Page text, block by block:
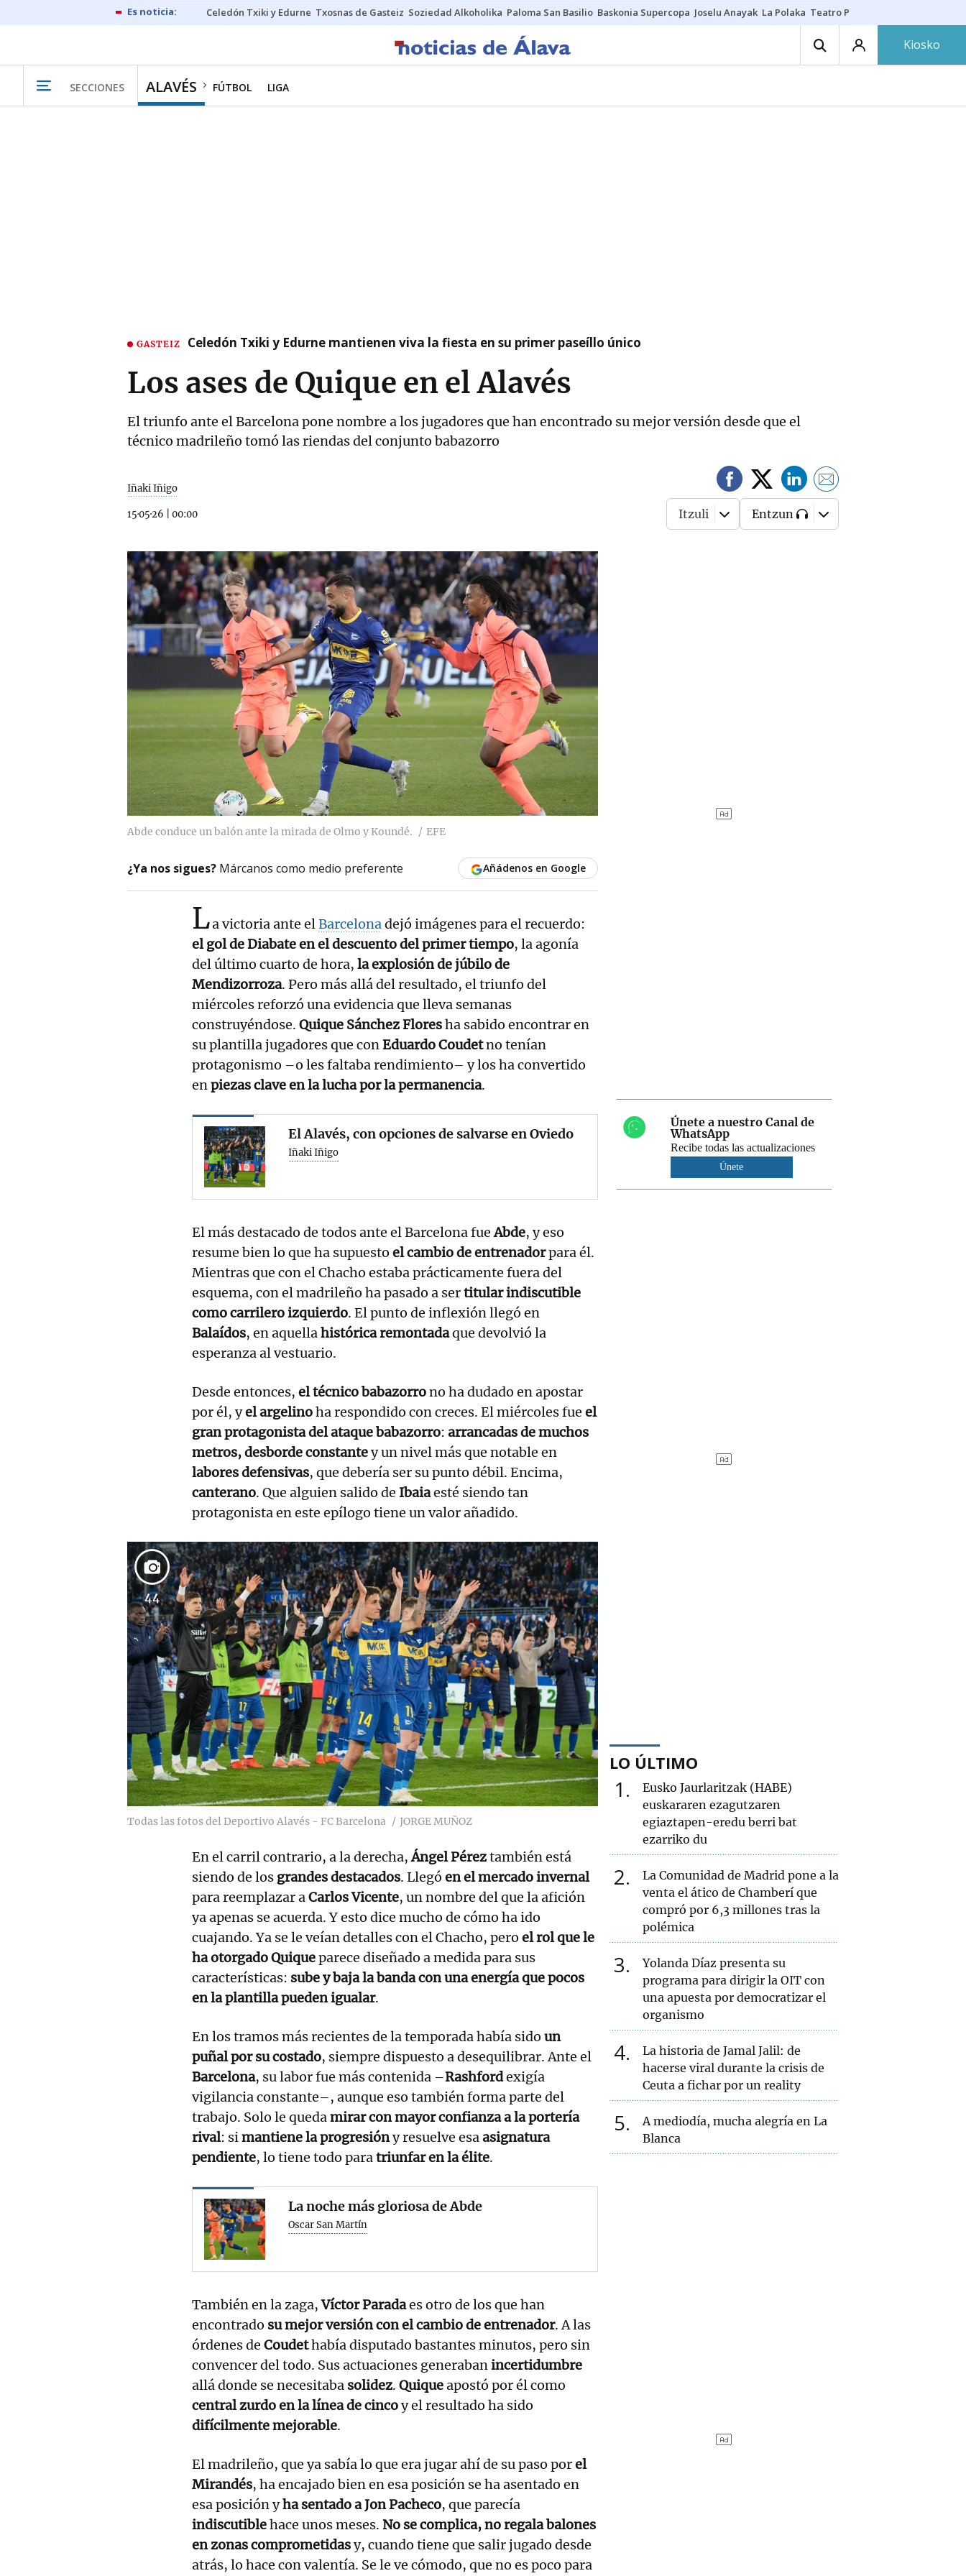
Celedón Txiki y Edurne Txosnas de Gasteiz Soziedad Alkoholika Paloma San Basilio Baskonia Supercopa Joselu Anayak La Polaka Teatro Principal
Kiosko
SECCIONES ALAVÉS FÚTBOL LIGA
GASTEIZ Celedón Txiki y Edurne mantienen viva la fiesta en su primer paseíllo único
Los ases de Quique en el Alavés
El triunfo ante el Barcelona pone nombre a los jugadores que han encontrado su mejor versión desde que el
técnico madrileño tomó las riendas del conjunto babazorro
Iñaki Iñigo
15·05·26 00:00 Itzuli Entzun
Abde conduce un balón ante la mirada de Olmo y Koundé. EFE
¿Ya nos sigues? Márcanos como medio preferente Añádenos en Google
La victoria ante elBarcelonadejó imágenes para el recuerdo:
el gol de Diabate en el descuento del primer tiempo, la agonía
del último cuarto de hora, la explosión de júbilo de
Mendizorroza. Pero más allá del resultado, el triunfo del
miércoles reforzó una evidencia que lleva semanas
construyéndose. Quique Sánchez Floresha sabido encontrar en
su plantilla jugadores que conEduardo Coudetno tenían
protagonismo –o les faltaba rendimiento– y los ha convertido
enpiezas clave en la lucha por la permanencia.
El Alavés, con opciones de salvarse en Oviedo
Iñaki Iñigo
El más destacado de todos ante el Barcelona fueAbde, y eso
resume bien lo que ha supuesto el cambio de entrenadorpara él.
Mientras que con el Chacho estaba prácticamente fuera del
esquema, con el madrileño ha pasado a sertitular indiscutible
como carrilero izquierdo. El punto de inflexión llegó en
Balaídos, en aquellahistórica remontadaque devolvió la
esperanza al vestuario.
Desde entonces, el técnico babazorrono ha dudado en apostar
por él, yel argelinoha respondido con creces. El miércoles fue el
gran protagonista del ataque babazorro: arrancadas de muchos
metros, desborde constantey un nivel más que notable en
labores defensivas, que debería ser su punto débil. Encima,
canterano. Que alguien salido de Ibaiaesté siendo tan
protagonista en este epílogo tiene un valor añadido.
44
Todas las fotos del Deportivo Alavés - FC Barcelona JORGE MUÑOZ
En el carril contrario, a la derecha,Ángel Péreztambién está
siendo de los grandes destacados. Llegó en el mercado invernal
para reemplazar aCarlos Vicente, un nombre del que la afición
ya apenas se acuerda. Y esto dice mucho de cómo ha ido
cuajando. Ya se le veían detalles con el Chacho, pero el rol que le
ha otorgado Quiqueparece diseñado a medida para sus
características: sube y baja la banda con una energía que pocos
en la plantilla pueden igualar.
En los tramos más recientes de la temporada había sido un
puñal por su costado, siempre dispuesto a desequilibrar. Ante el
Barcelona, su labor fue más contenida –Rashfordexigía
vigilancia constante–, aunque eso también forma parte del
trabajo. Solo le quedamirar con mayor confianza a la portería
rival: simantiene la progresióny resuelve esaasignatura
pendiente, lo tiene todo paratriunfar en la élite.
La noche más gloriosa de Abde
Oscar San Martín
También en la zaga,Víctor Paradaes otro de los que han
encontrado su mejor versión con el cambio de entrenador. A las
órdenes de Coudethabía disputado bastantes minutos, pero sin
convencer del todo. Sus actuaciones generabanincertidumbre
allá donde se necesitaba solidez. Quiqueapostó por él como
central zurdo en la línea de cincoy el resultado ha sido
difícilmente mejorable.
El madrileño, que ya sabía lo que era jugar ahí de su paso porel
Mirandés, ha encajado bien en esa posición se ha asentado en
esa posición yha sentado a Jon Pacheco, que parecía
indiscutiblehace unos meses. No se complica, no regala balones
en zonas comprometidasy, cuando tiene que salir jugado desde
atrás, lo hace con valentía. Se le ve cómodo, que no es poco para
Únete a nuestro Canal de
WhatsApp
Recibe todas las actualizaciones
Únete
LO ÚLTIMO
1
Eusko Jaurlaritzak (HABE)
euskararen ezagutzaren
egiaztapen-eredu berri bat
ezarriko du
2
La Comunidad de Madrid pone a la
venta el ático de Chamberí que
compró por 6,3 millones tras la
polémica
3
Yolanda Díaz presenta su
programa para dirigir la OIT con
una apuesta por democratizar el
organismo
4
La historia de Jamal Jalil: de
hacerse viral durante la crisis de
Ceuta a fichar por un reality
5
A mediodía, mucha alegría en La
Blanca